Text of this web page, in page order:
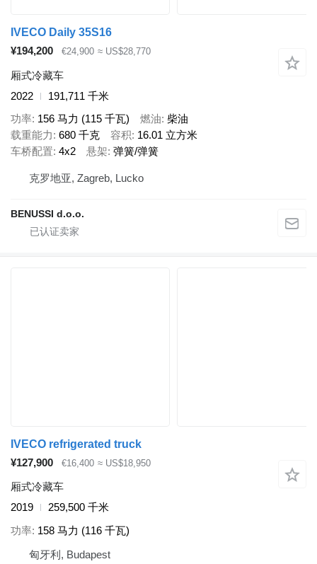
IVECO Daily 35S16
¥194,200
€24,900 ≈ US$28,770
厢式冷藏车
2022
191,711 千米
功率 156 马力 (115 千瓦) 燃油 柴油
载重能力 680 千克 容积 16.01 立方米
车桥配置 4x2 悬架 弹簧/弹簧
克罗地亚, Zagreb, Lucko
BENUSSI d.o.o.
IVECO refrigerated truck
¥127,900
€16,400 ≈ US$18,950
厢式冷藏车
2019
259,500 千米
功率 158 马力 (116 千瓦)
匈牙利, Budapest